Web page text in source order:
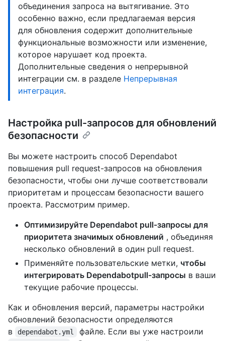
объединения запроса на вытягивание. Это
особенно важно, если предлагаемая версия
для обновления содержит дополнительные
функциональные возможности или изменение,
которое нарушает код проекта.
Дополнительные сведения о непрерывной
интеграции см. в разделе Непрерывная
интеграция.
Настройка pull-запросов для обновлений
безопасности
Вы можете настроить способ Dependabot
повышения pull request-запросов на обновления
безопасности, чтобы они лучше соответствовали
приоритетам и процессам безопасности вашего
проекта. Рассмотрим пример.
Оптимизируйте Dependabot pull-запросы для
приоритета значимых обновлений , объединяя
несколько обновлений в один pull request.
Применяйте пользовательские метки, чтобы
интегрировать Dependabotpull-запросы в ваши
текущие рабочие процессы.
Как и обновления версий, параметры настройки
обновлений безопасности определяются
в
dependabot.yml файле. Если вы уже настроили